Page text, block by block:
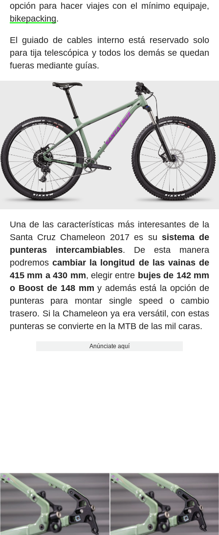
opción para hacer viajes con el mínimo equipaje,
bikepacking.
El guiado de cables interno está reservado solo
para tija telescópica y todos los demás se quedan
fueras mediante guías.
Una de las características más interesantes de la
Santa Cruz Chameleon 2017 es su sistema de
punteras intercambiables. De esta manera
podremos cambiar la longitud de las vainas de
415 mm a 430 mm, elegir entre bujes de 142 mm
o Boost de 148 mm y además está la opción de
punteras para montar single speed o cambio
trasero. Si la Chameleon ya era versátil, con estas
punteras se convierte en la MTB de las mil caras.
Anúnciate aquí